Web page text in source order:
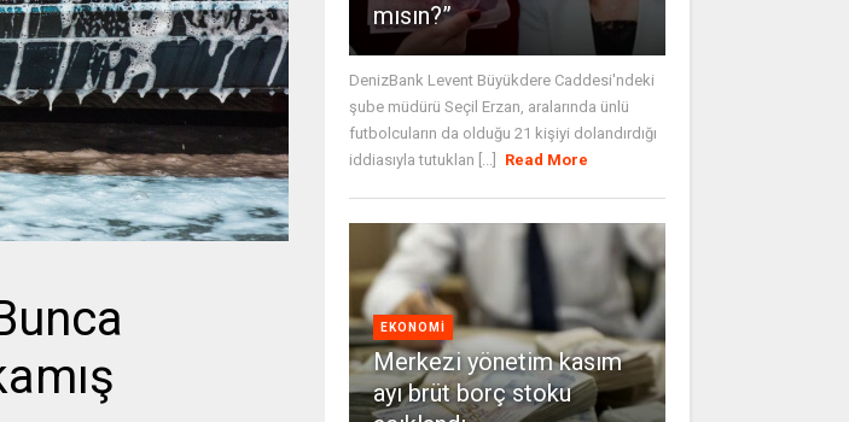
mısın?”
DenizBank Levent Büyükdere Caddesi'ndeki
şube müdürü Seçil Erzan, aralarında ünlü
futbolcuların da olduğu 21 kişiyi dolandırdığı
iddiasıyla tutuklan [...]
Read More
EKONOMI
Merkezi yönetim kasım
ayı brüt borç stoku